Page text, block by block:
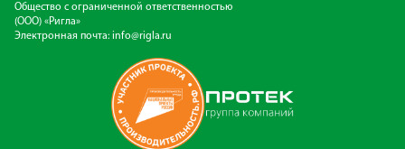
Общество с ограниченной ответственностью
(ООО) «Ригла»
Электронная почта: info@rigla.ru